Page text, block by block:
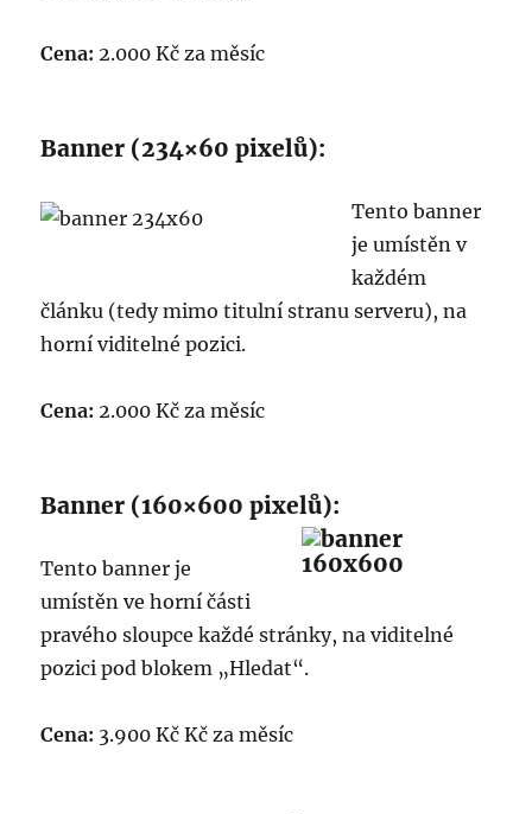
Cena: 2.000 Kč za měsíc
Banner (234×60 pixelů):
Tento banner
je umístěn v
každém
článku (tedy mimo titulní stranu serveru), na
horní viditelné pozici.
Cena: 2.000 Kč za měsíc
Banner (160×600 pixelů):
Tento banner je
umístěn ve horní části
pravého sloupce každé stránky, na viditelné
pozici pod blokem „Hledat“.
Cena: 3.900 Kč Kč za měsíc